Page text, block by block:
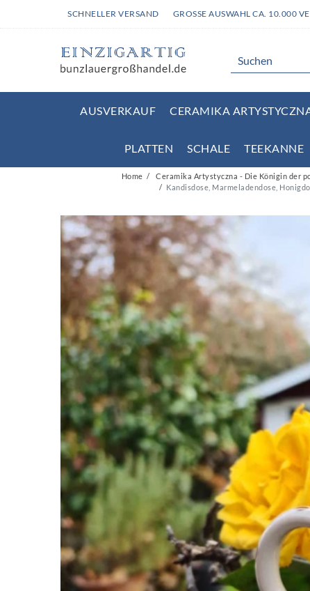
SCHNELLER VERSAND GROSSE AUSWAHL CA. 10.000
AUSVERKAUF CERAMIKA
PLATTEN SCHALE TEEKANNE
Home Ceramika Artystyczna - Die Königin der
Kandisdose, Marmeladendose,